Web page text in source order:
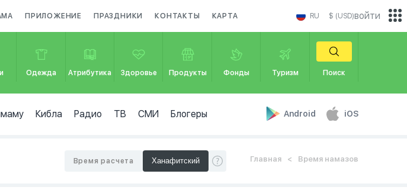
ПРИЛОЖЕНИЕ ПРАЗДНИКИ КОНТАКТЫ КАРТА RU $ (USD)
Одежда Атрибутика Здоровье Продукты Фонды Туризм Поиск
Кибла Радио ТВ СМИ Блогеры Android iOS
войти
Главная Время намазов
Время расчета